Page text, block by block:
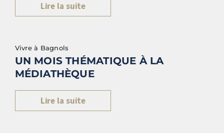
Lire la suite
UN MOIS THÉMATIQUE À LA
MÉDIATHÈQUE
Vivre à Bagnols
Lire la suite